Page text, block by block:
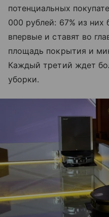
потенциальных
000 рублей: 67% из них
впервые и ставят во
площадь покрытия и
Каждый третий ждет
уборки.